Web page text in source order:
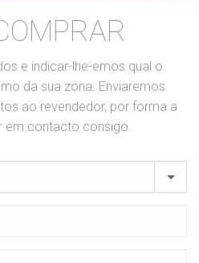
e indicar-lhe-emos qual o
da sua zona. Enviaremos
ao revendedor, por forma a
em contacto consigo.